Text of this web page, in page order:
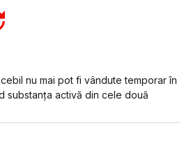
nu mai pot fi vândute temporar în
substanța activă din cele două